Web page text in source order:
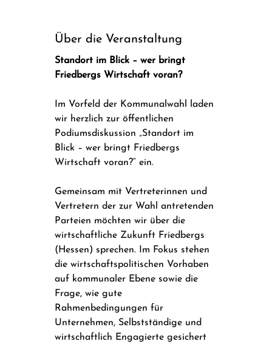
Über die Veranstaltung
Standort im Blick – wer bringt
Friedbergs Wirtschaft voran?
Im Vorfeld der Kommunalwahl laden
wir herzlich zur öffentlichen
Podiumsdiskussion „Standort im
Blick – wer bringt Friedbergs
Wirtschaft voran?“ ein.
Gemeinsam mit Vertreterinnen und
Vertretern der zur Wahl antretenden
Parteien möchten wir über die
wirtschaftliche Zukunft Friedbergs
(Hessen) sprechen. Im Fokus stehen
die wirtschaftspolitischen Vorhaben
auf kommunaler Ebene sowie die
Frage, wie gute
Rahmenbedingungen für
Unternehmen, Selbstständige und
wirtschaftlich Engagierte gesichert